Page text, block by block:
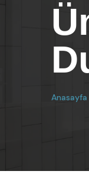
Anasayfa